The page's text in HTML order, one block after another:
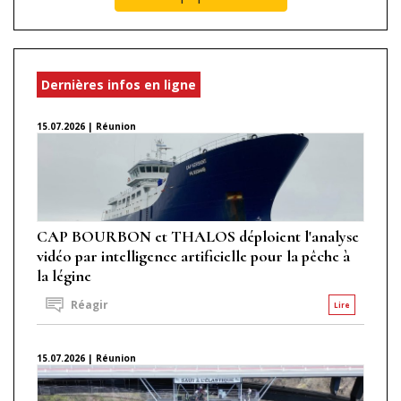
Dernières infos en ligne
15.07.2026 | Réunion
CAP BOURBON et THALOS déploient l'analyse
vidéo par intelligence artificielle pour la pêche à
la légine
Lire
Réagir
15.07.2026 | Réunion